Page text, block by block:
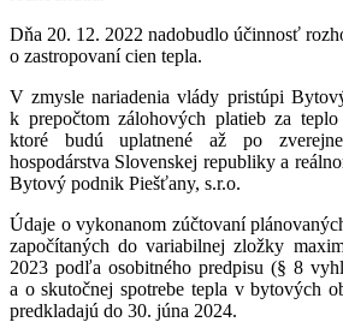
Dňa 20. 12. 2022 nadobudlo účinnosť
o zastropovaní cien tepla.
V zmysle nariadenia vlády pristúpi
k prepočtom zálohových platieb za
ktoré budú uplatnené až po
hospodárstva Slovenskej republiky a
Bytový podnik Piešťany, s.r.o.
Údaje o vykonanom zúčtovaní
započítaných do variabilnej zložky
2023 podľa osobitného predpisu (§ 8
a o skutočnej spotrebe tepla v bytových
predkladajú do 30. júna 2024.